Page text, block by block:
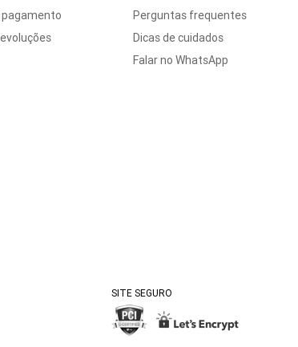
Perguntas frequentes
Dicas de cuidados
Falar no WhatsApp
SITE SEGURO